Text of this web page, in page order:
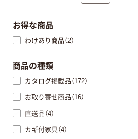
お得な商品
わけあり商品（2）
商品の種類
カタログ掲載品（172）
お取り寄せ商品（16）
直送品（4）
カギ付家具（4）